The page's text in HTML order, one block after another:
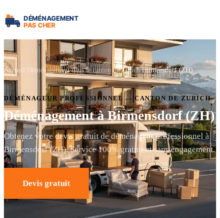
Accueil Déménagement dans le canton de Zurich Birmensdorf (ZH)
DÉMÉNAGEUR PROFESSIONNEL — CANTON DE ZURICH
Déménagement à Birmensdorf (ZH)
Obtenez votre devis gratuit de déménageur professionnel à
Birmensdorf (ZH). Service 100% gratuit et sans engagement.
Devis gratuit